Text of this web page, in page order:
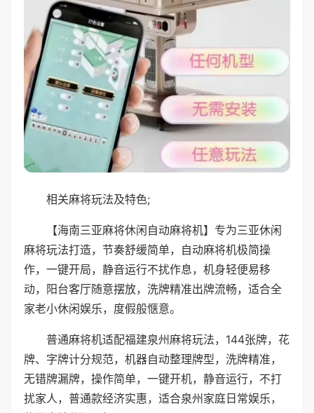
相关麻将玩法及特色;
【海南三亚麻将休闲自动麻将机】专为三亚休闲
麻将玩法打造，节奏舒缓简单，自动麻将机极简操
作，一键开局，静音运行不扰作息，机身轻便易移
动，阳台客厅随意摆放，洗牌精准出牌流畅，适合全
家老小休闲娱乐，度假般惬意。
普通麻将机适配福建泉州麻将玩法，144张牌，花
牌、字牌计分规范，机器自动整理牌型，洗牌精准，
无错牌漏牌，操作简单，一键开机，静音运行，不打
扰家人，普通款经济实惠，适合泉州家庭日常娱乐，